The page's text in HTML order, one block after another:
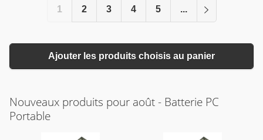
1 2 3 4 5 ...
Ajouter les produits choisis au panier
Nouveaux produits pour août - Batterie PC
Portable